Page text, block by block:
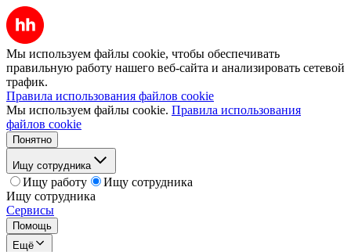
Мы используем файлы cookie, чтобы обеспечивать
правильную работу нашего веб-сайта и анализировать сетевой
трафик.
Правила использования файлов cookie
Мы используем файлы cookie. Правила использования
файлов cookie
Понятно
Ищу сотрудника
Ищу работу
Ищу сотрудника
Ищу сотрудника
Сервисы
Помощь
Ещё